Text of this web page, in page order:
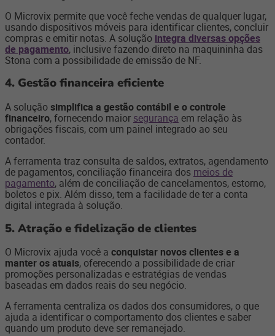
O Microvix permite que você feche vendas de qualquer lugar,
usando dispositivos móveis para identificar clientes, concluir
compras e emitir notas. A solução integra diversas opções
de pagamento, inclusive fazendo direto na maquininha das
Stona com a possibilidade de emissão de NF.
4. Gestão financeira eficiente
A soluçãosimplifica a gestão contábil e o controle
financeiro, fornecendo maior segurança em relação às
obrigações fiscais, com um painel integrado ao seu
contador.
A ferramenta traz consulta de saldos, extratos, agendamento
de pagamentos, conciliação financeira dos meios de
pagamento, além de conciliação de cancelamentos, estorno,
boletos e pix. Além disso, tem a facilidade de ter a conta
digital integrada à solução.
5. Atração e fidelização de clientes
O Microvix ajuda você a conquistar novos clientes e a
manter os atuais, oferecendo a possibilidade de criar
promoções personalizadas e estratégias de vendas
baseadas em dados reais do seu negócio.
A ferramenta centraliza os dados dos consumidores, o que
ajuda a identificar o comportamento dos clientes e saber
quando um produto deve ser remanejado.